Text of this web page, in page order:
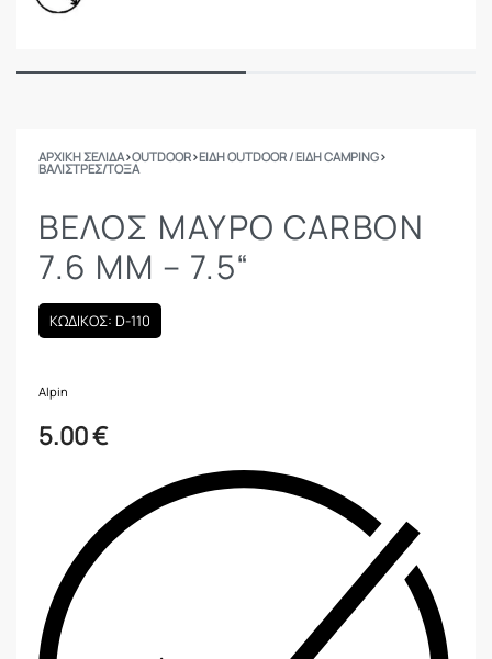
ΑΡΧΙΚΉ ΣΕΛΊΔΑ›OUTDOOR›ΕΙΔΗ OUTDOOR / ΕΙΔΗ CAMPING›
ΒΑΛΊΣΤΡΕΣ/ΤΌΞΑ
ΒΈΛΟΣ ΜΑΎΡΟ CARBON
7.6 MM – 7.5“
ΚΩΔΙΚΟΣ: D-110
Alpin
5.00€